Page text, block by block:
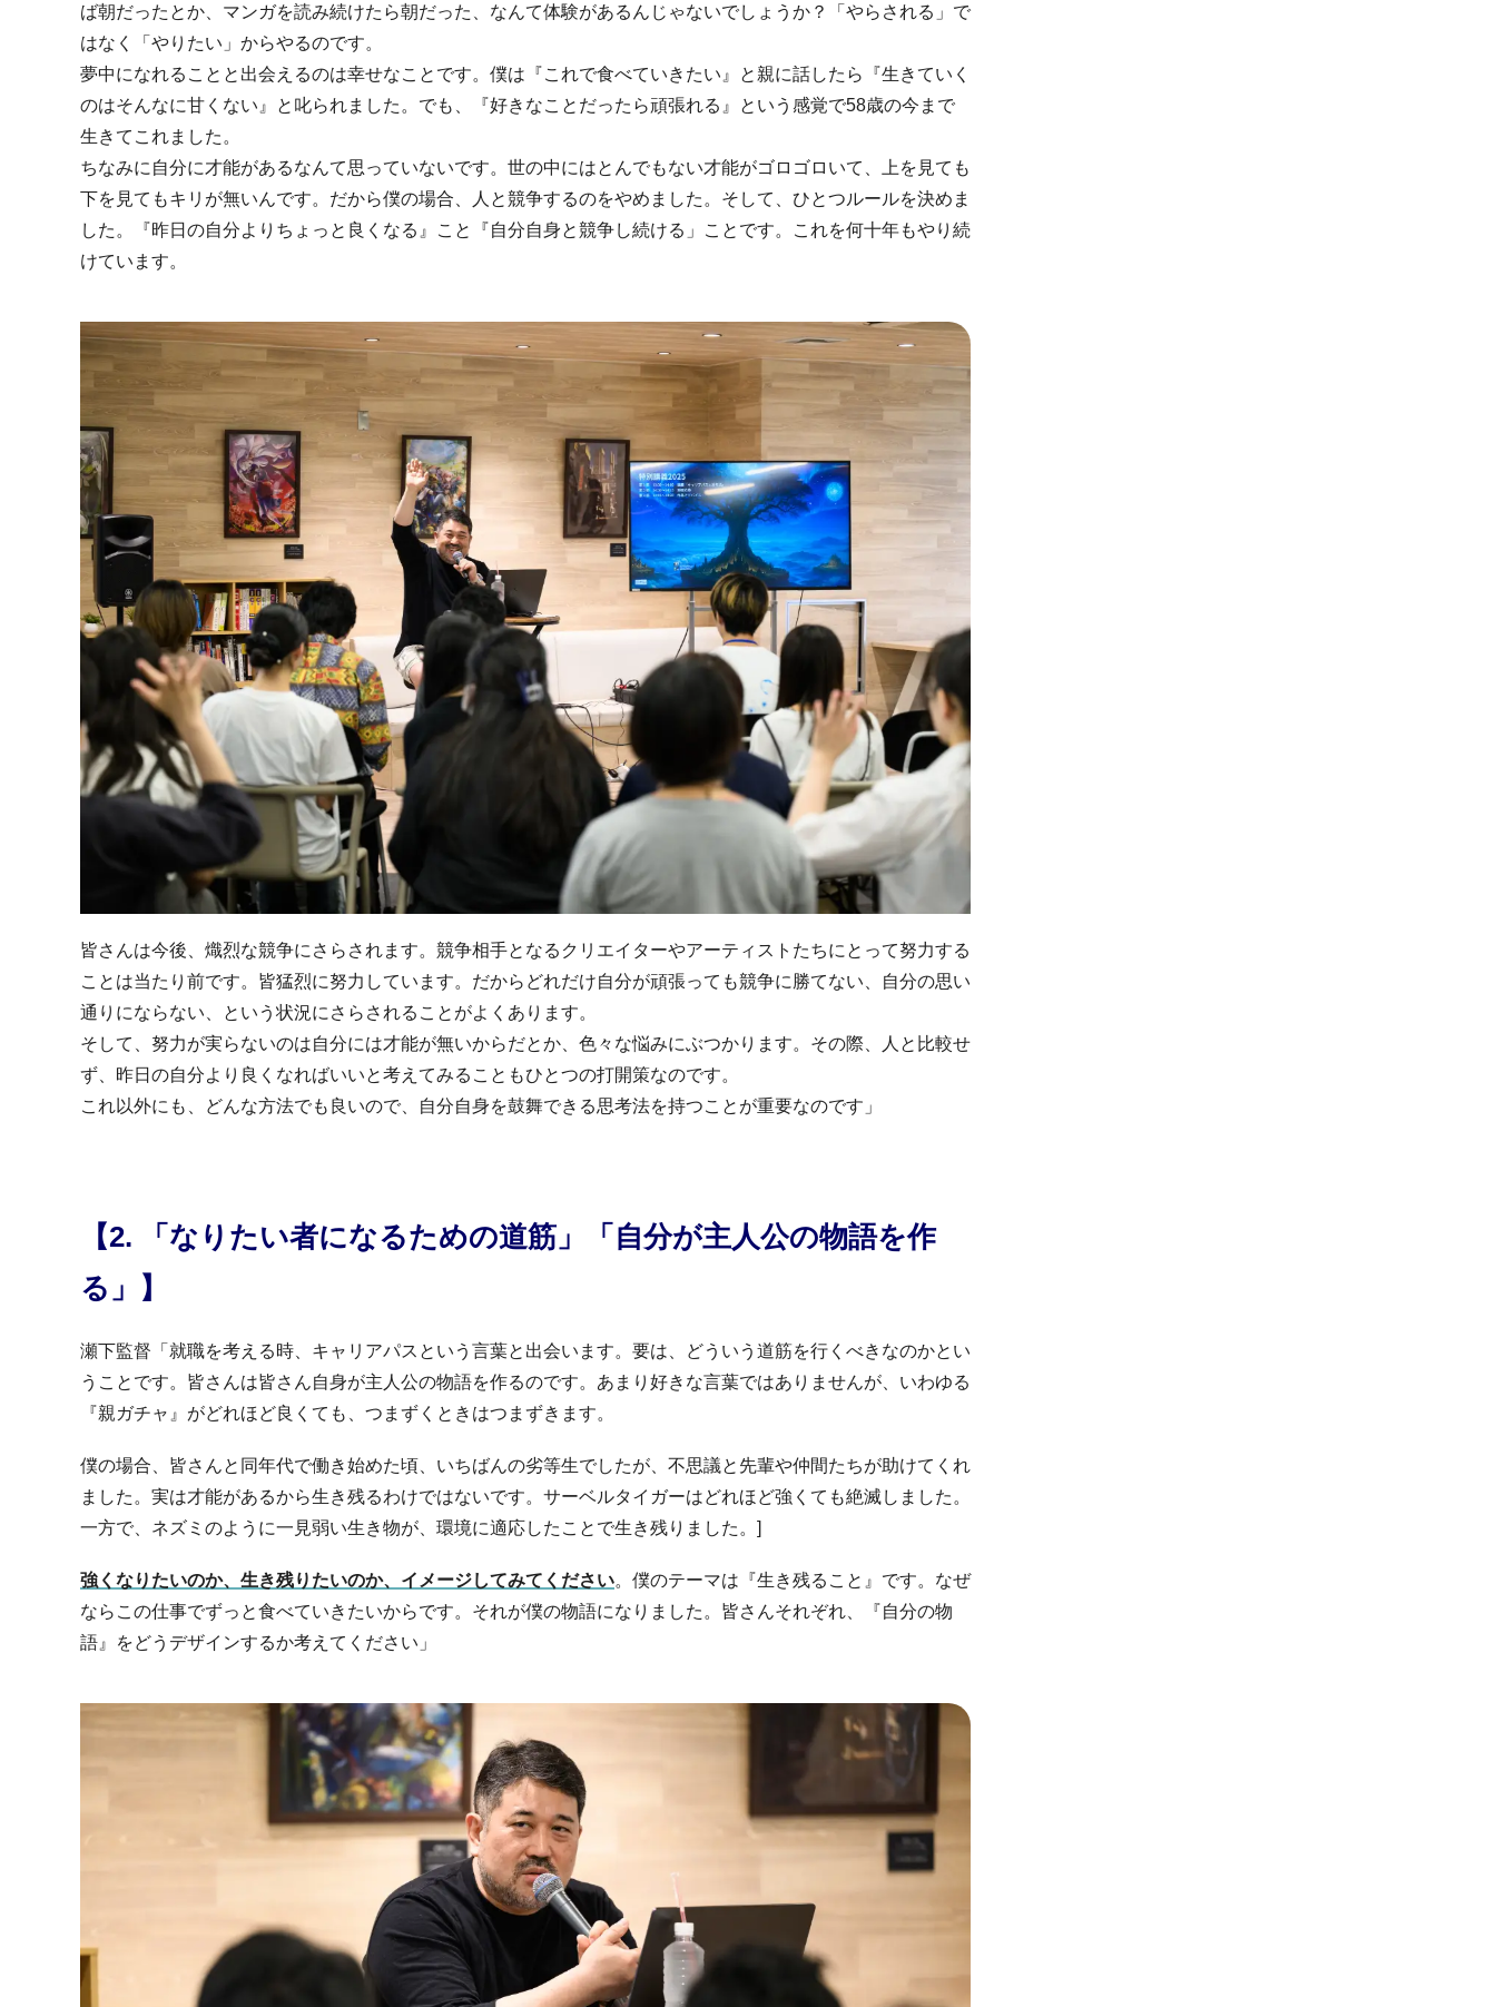
ば朝だったとか、マンガを読み続けたら朝だった、なんて体験があるんじゃないでしょうか？「やらされる」で
はなく「やりたい」からやるのです。
夢中になれることと出会えるのは幸せなことです。僕は『これで食べていきたい』と親に話したら『生きていく
のはそんなに甘くない』と叱られました。でも、『好きなことだったら頑張れる』という感覚で58歳の今まで
生きてこれました。
ちなみに自分に才能があるなんて思っていないです。世の中にはとんでもない才能がゴロゴロいて、上を見ても
下を見てもキリが無いんです。だから僕の場合、人と競争するのをやめました。そして、ひとつルールを決めま
した。『昨日の自分よりちょっと良くなる』こと『自分自身と競争し続ける」ことです。これを何十年もやり続
けています。
皆さんは今後、熾烈な競争にさらされます。競争相手となるクリエイターやアーティストたちにとって努力する
ことは当たり前です。皆猛烈に努力しています。だからどれだけ自分が頑張っても競争に勝てない、自分の思い
通りにならない、という状況にさらされることがよくあります。
そして、努力が実らないのは自分には才能が無いからだとか、色々な悩みにぶつかります。その際、人と比較せ
ず、昨日の自分より良くなればいいと考えてみることもひとつの打開策なのです。
これ以外にも、どんな方法でも良いので、自分自身を鼓舞できる思考法を持つことが重要なのです」
【2. 「なりたい者になるための道筋」「自分が主人公の物語を作
る」】
瀬下監督「就職を考える時、キャリアパスという言葉と出会います。要は、どういう道筋を行くべきなのかとい
うことです。皆さんは皆さん自身が主人公の物語を作るのです。あまり好きな言葉ではありませんが、いわゆる
『親ガチャ』がどれほど良くても、つまずくときはつまずきます。
僕の場合、皆さんと同年代で働き始めた頃、いちばんの劣等生でしたが、不思議と先輩や仲間たちが助けてくれ
ました。実は才能があるから生き残るわけではないです。サーベルタイガーはどれほど強くても絶滅しました。
一方で、ネズミのように一見弱い生き物が、環境に適応したことで生き残りました。]
強くなりたいのか、生き残りたいのか、イメージしてみてください。僕のテーマは『生き残ること』です。なぜ
ならこの仕事でずっと食べていきたいからです。それが僕の物語になりました。皆さんそれぞれ、『自分の物
語』をどうデザインするか考えてください」